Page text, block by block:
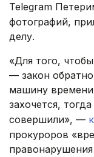
Telegram
фотографий,
делу.
«Для того,
— закон
машину
захочется,
совершили», —
прокуроров
правонарушения